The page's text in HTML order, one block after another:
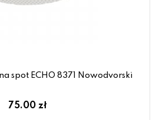
spot ECHO 8371 Nowodvorski
75.00 zł